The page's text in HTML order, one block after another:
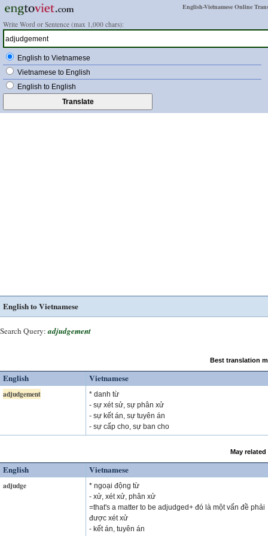
English-Vietnamese Online
Write Word or Sentence (max 1,000 chars):
English to Vietnamese
Vietnamese to English
English to English
English to Vietnamese
Search Query: adjudgement
Best translation
English Vietnamese
adjudgement
* danh từ
- sự xét sử, sự phân xử
- sự kết án, sự tuyên án
- sự cấp cho, sự ban cho
May
English Vietnamese
adjudge
* ngoại động từ
- xử, xét xử, phân xử
=that's a matter to be adjudged+ đó là một vấn đề phải
được xét xử
- kết án, tuyên án